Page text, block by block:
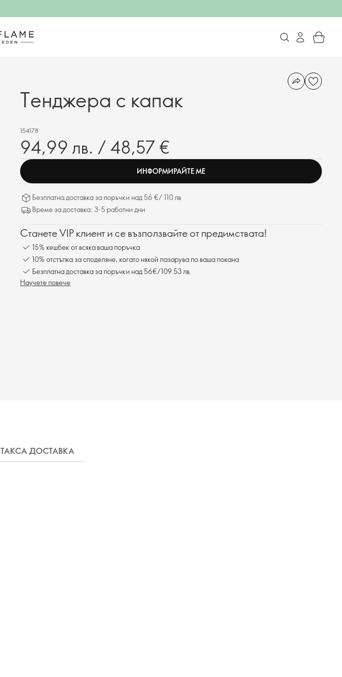
Тенджера с капак
154178
94,99 лв. / 48,57 €
ИНФОРМИРАЙТЕ МЕ
Безплатна доставка за поръчки над 56 €/ 110 лв
Време за доставка: 3-5 работни дни
Станете VIP клиент и се възползвайте от предимствата!
15% кешбек от всяка ваша поръчка
10% отстъпка за споделяне, когато някой пазарува по ваша покана
Безплатна доставка за поръчки над 56€/109.53 лв.
Научете повече
ТАКСА ДОСТАВКА